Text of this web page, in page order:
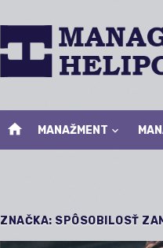
home MANAŽMENT
ZNAČKA: SPÔSOBILOSŤ